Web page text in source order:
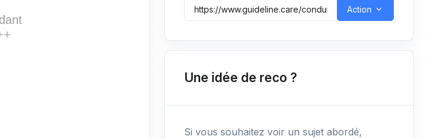
Action
Une idée de reco ?
Si vous souhaitez voir un sujet abordé,